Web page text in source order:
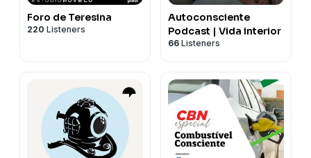
Foro de Teresina
220 Listeners
Autoconsciente
Podcast | Vida interior
66 Listeners